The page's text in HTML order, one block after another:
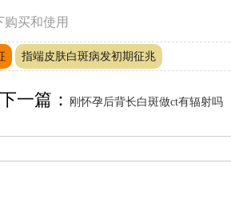
买和使用
指端皮肤白斑病发初期征兆
下一篇： 刚怀孕后背长白斑做ct有辐射吗